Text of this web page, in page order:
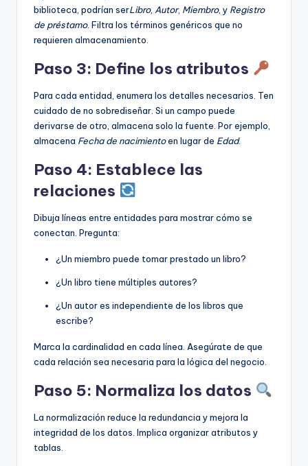
biblioteca, podrían serLibro, Autor, Miembro, y Registro
de préstamo. Filtra los términos genéricos que no
requieren almacenamiento.
Paso 3: Define los atributos
Para cada entidad, enumera los detalles necesarios. Ten
cuidado de no sobrediseñar. Si un campo puede
derivarse de otro, almacena solo la fuente. Por ejemplo,
almacena Fecha de nacimientoen lugar de Edad.
Paso 4: Establece las
relaciones
Dibuja líneas entre entidades para mostrar cómo se
conectan. Pregunta:
¿Un miembro puede tomar prestado un libro?
¿Un libro tiene múltiples autores?
¿Un autor es independiente de los libros que
escribe?
Marca la cardinalidad en cada línea. Asegúrate de que
cada relación sea necesaria para la lógica del negocio.
Paso 5: Normaliza los datos
La normalización reduce la redundancia y mejora la
integridad de los datos. Implica organizar atributos y
tablas.